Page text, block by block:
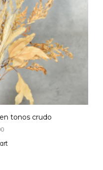
tonos crudo